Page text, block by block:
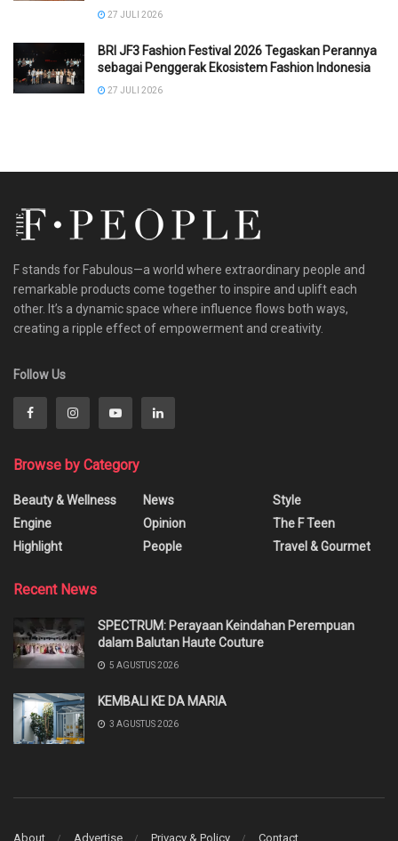
27 JULI 2026
BRI JF3 Fashion Festival 2026 Tegaskan Perannya
sebagai Penggerak Ekosistem Fashion Indonesia
27 JULI 2026
F stands for Fabulous—a world where extraordinary people and
remarkable products come together to inspire and uplift each
other. It’s a dynamic space where influence flows both ways,
creating a ripple effect of empowerment and creativity.
Follow Us
Browse by Category
Beauty & Wellness
Engine
Highlight
News
Opinion
People
Style
The F Teen
Travel & Gourmet
Recent News
SPECTRUM: Perayaan Keindahan Perempuan
dalam Balutan Haute Couture
5 AGUSTUS 2026
KEMBALI KE DA MARIA
3 AGUSTUS 2026
About Advertise Privacy & Policy Contact